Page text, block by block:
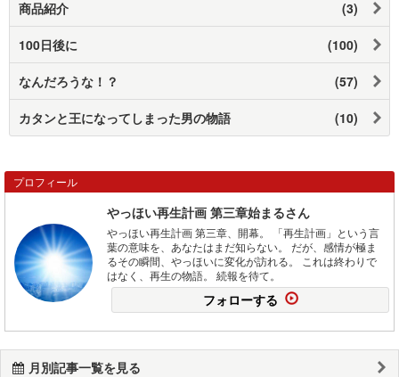
商品紹介 (3)
100日後に (100)
なんだろうな！？ (57)
カタンと王になってしまった男の物語 (10)
プロフィール
やっほい再生計画 第三章始まるさん
やっほい再生計画 第三章、開幕。 「再生計画」という言
葉の意味を、あなたはまだ知らない。 だが、感情が極ま
るその瞬間、やっほいに変化が訪れる。 これは終わりで
はなく、再生の物語。 続報を待て。
フォローする
月別記事一覧を見る